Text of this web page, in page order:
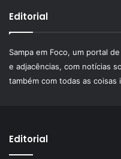
Editorial
Sampa em Foco, um portal
e adjacências, com notícias
também com todas as
Editorial